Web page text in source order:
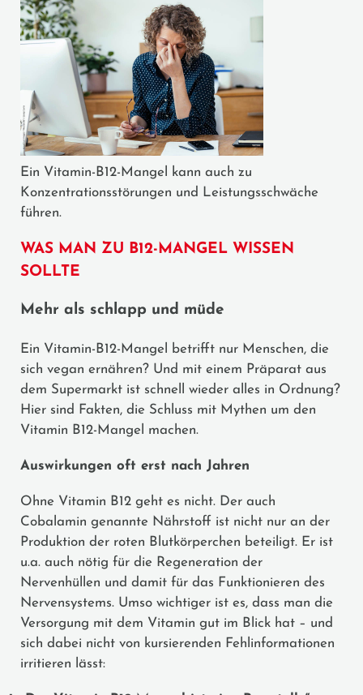
Ein Vitamin-B12-Mangel kann auch zu
Konzentrationsstörungen und Leistungsschwäche
führen.
WAS MAN ZU B12-MANGEL WISSEN
SOLLTE
Mehr als schlapp und müde
Ein Vitamin-B12-Mangel betrifft nur Menschen, die
sich vegan ernähren? Und mit einem Präparat aus
dem Supermarkt ist schnell wieder alles in Ordnung?
Hier sind Fakten, die Schluss mit Mythen um den
Vitamin B12-Mangel machen.
Auswirkungen oft erst nach Jahren
Ohne Vitamin B12 geht es nicht. Der auch
Cobalamin genannte Nährstoff ist nicht nur an der
Produktion der roten Blutkörperchen beteiligt. Er ist
u.a. auch nötig für die Regeneration der
Nervenhüllen und damit für das Funktionieren des
Nervensystems. Umso wichtiger ist es, dass man die
Versorgung mit dem Vitamin gut im Blick hat – und
sich dabei nicht von kursierenden Fehlinformationen
irritieren lässt: